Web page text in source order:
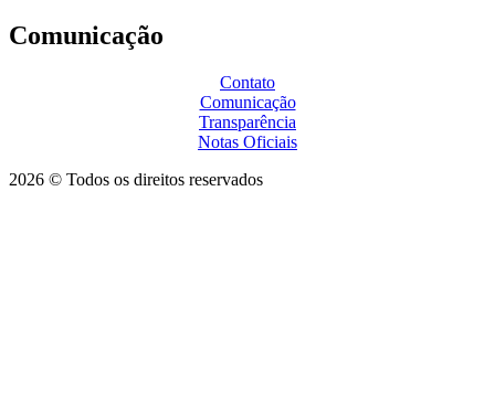
Comunicação
Contato
Comunicação
Transparência
Notas Oficiais
2026 © Todos os direitos reservados